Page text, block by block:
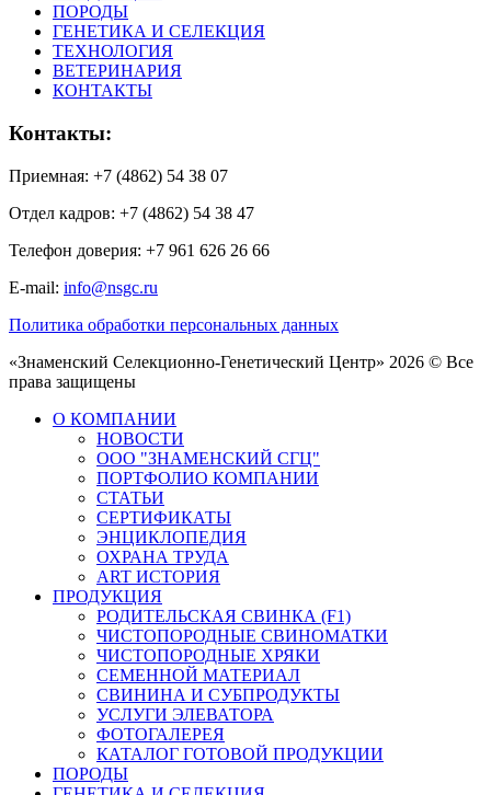
ПОРОДЫ
ГЕНЕТИКА И СЕЛЕКЦИЯ
ТЕХНОЛОГИЯ
ВЕТЕРИНАРИЯ
КОНТАКТЫ
Контакты:
Приемная: +7 (4862) 54 38 07
Отдел кадров: +7 (4862) 54 38 47
Телефон доверия: +7 961 626 26 66
E-mail: info@nsgc.ru
Политика обработки персональных данных
«Знаменский Селекционно-Генетический Центр» 2026 © Все
права защищены
О КОМПАНИИ
НОВОСТИ
ООО "ЗНАМЕНСКИЙ СГЦ"
ПОРТФОЛИО КОМПАНИИ
СТАТЬИ
СЕРТИФИКАТЫ
ЭНЦИКЛОПЕДИЯ
ОХРАНА ТРУДА
ART ИСТОРИЯ
ПРОДУКЦИЯ
РОДИТЕЛЬСКАЯ СВИНКА (F1)
ЧИСТОПОРОДНЫЕ СВИНОМАТКИ
ЧИСТОПОРОДНЫЕ ХРЯКИ
СЕМЕННОЙ МАТЕРИАЛ
СВИНИНА И СУБПРОДУКТЫ
УСЛУГИ ЭЛЕВАТОРА
ФОТОГАЛЕРЕЯ
КАТАЛОГ ГОТОВОЙ ПРОДУКЦИИ
ПОРОДЫ